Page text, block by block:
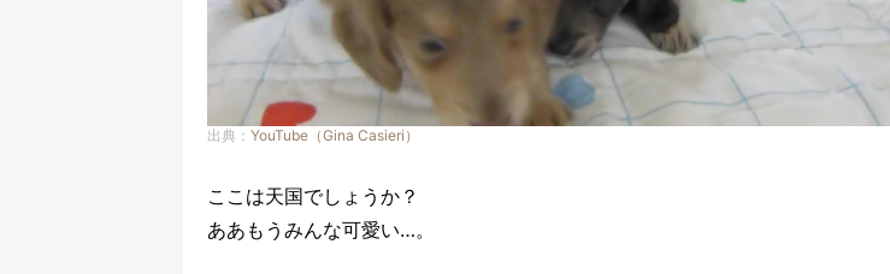
出典： YouTube（Gina Casieri）
ここは天国でしょうか？
ああもうみんな可愛い…。